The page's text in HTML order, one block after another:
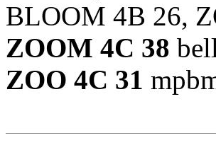
BLOOM 4B 26,
ZOOM 4C 38
ZOO 4C 31